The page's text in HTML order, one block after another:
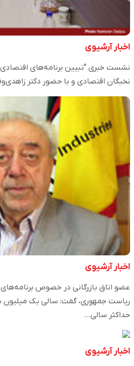
اخبار آرشیوی
نشست خبری "تبیین برنامه‌های
نخبگان اقتصادی و با حضور دکتر
اخبار آرشیوی
عضو اتاق بازرگانی در خصوص
ریاست جمهوری، گفت: سالی یک
حداکثر سالی…
اخبار آرشیوی